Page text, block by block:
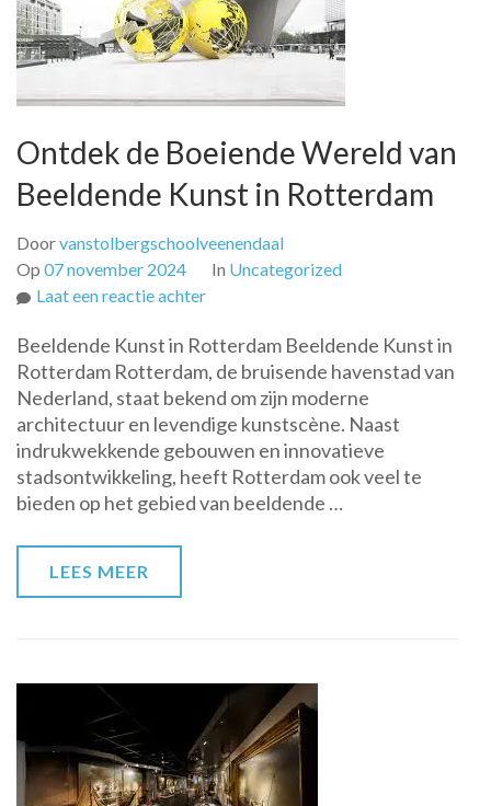
Ontdek de Boeiende Wereld van
Beeldende Kunst in Rotterdam
Doorvanstolbergschoolveenendaal
Op 07 november 2024 In Uncategorized
Laat een reactie achterop
de
Boeiende
Wereld
van
Beeldende
Kunst
in
Beeldende Kunst in Rotterdam Beeldende Kunst in
Rotterdam Rotterdam, de bruisende havenstad van
Nederland, staat bekend om zijn moderne
architectuur en levendige kunstscène. Naast
indrukwekkende gebouwen en innovatieve
stadsontwikkeling, heeft Rotterdam ook veel te
bieden op het gebied van beeldende …
LEES MEER